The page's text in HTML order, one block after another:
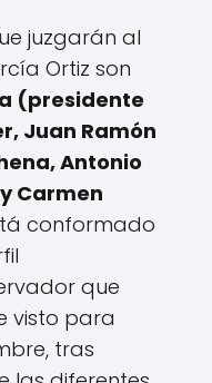
juzgarán al
Ortiz son
(presidente
Juan Ramón
Antonio
Carmen
conformado
que
visto para
tras